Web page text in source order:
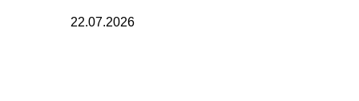
22.07.2026